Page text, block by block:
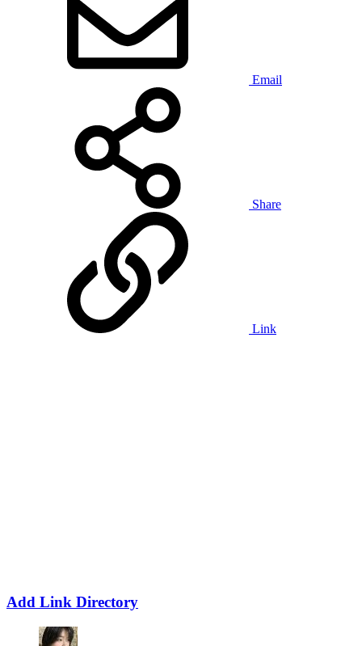
Email
Share
Link
Add Link Directory